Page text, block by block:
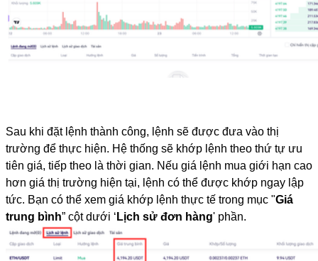
Sau khi đặt lệnh thành công, lệnh sẽ được đưa vào thị
trường để thực hiện. Hệ thống sẽ khớp lệnh theo thứ tự ưu
tiên giá, tiếp theo là thời gian. Nếu giá lệnh mua giới hạn cao
hơn giá thị trường hiện tại, lệnh có thể được khớp ngay lập
tức. Bạn có thể xem giá khớp lệnh thực tế trong mục "Giá
trung bình” cột dưới ‘ Lịch sử đơn hàng' phần.